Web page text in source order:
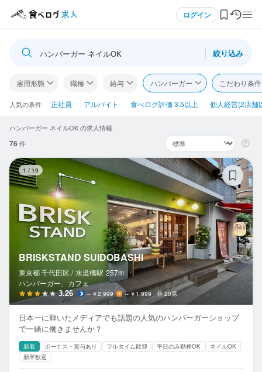
ログイン
ログイン・無料会員登録
食べログ求人TOP
求人検索
閲覧履歴
気になる求人
検索履歴・保存した条件
WEB履歴書
スカウト・メルマガ受信設定
ヘルプ・お問い合わせフォーム
ハンバーガー ネイルOK 絞り込み
雇用形態 職種 給与 ハンバーガー こだわり条件
人気の条件 正社員 アルバイト 食べログ評価 3.5以上 個人経営(2店舗
ハンバーガー ネイルOK の求人情報
76件
1 / 19
BRISKSTAND SUIDOBASHI
東京都 千代田区 / 水道橋駅 257m
ハンバーガー、カフェ
3.26 ～￥2,999 ～￥1,999 20席
日本一に輝いたメディアでも話題の人気のハンバーガーショップ
で一緒に働きませんか？
新着 ボーナス・賞与あり フルタイム歓迎 平日のみ勤務OK
ネイルOK
新卒歓迎